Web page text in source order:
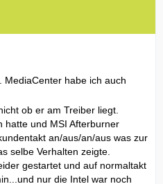
MediaCenter habe ich auch
ob er am Treiber liegt.
hatte und MSI Afterburner
an/aus/an/aus was zur
selbe Verhalten zeigte.
gestartet und auf normaltakt
nur die Intel war noch